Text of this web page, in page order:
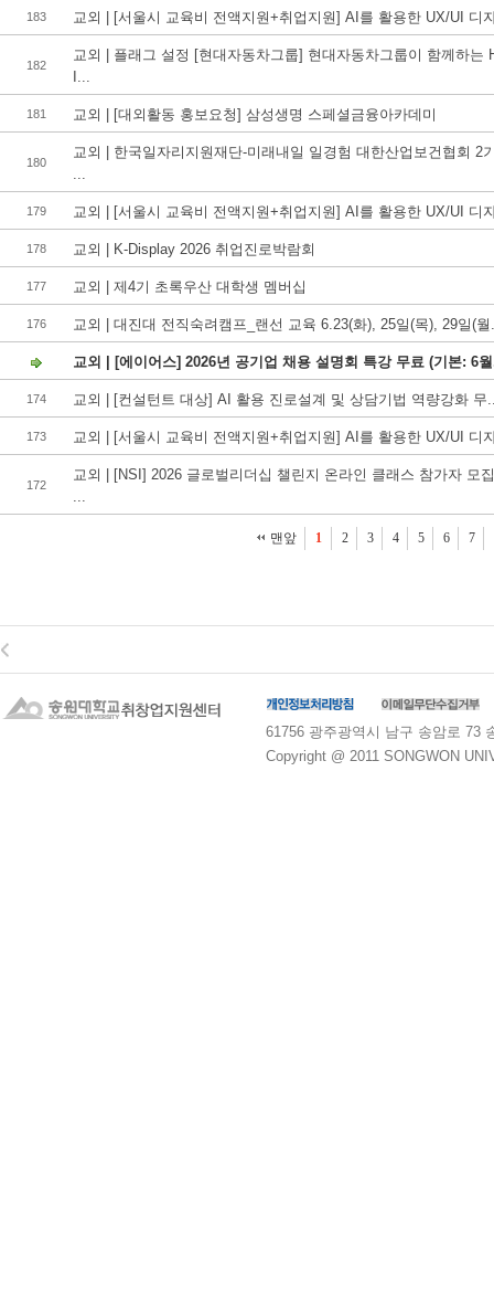
183 교외 | [서울시 교육비 전액지원+취업지원] AI를 활용한 UX/UI 디
182
교외 | 플래그 설정 [현대자동차그룹] 현대자동차그룹이 함께하는
I...
181 교외 | [대외활동 홍보요청] 삼성생명 스페셜금융아카데미
180
교외 | 한국일자리지원재단-미래내일 일경험 대한산업보건협회 2
...
179 교외 | [서울시 교육비 전액지원+취업지원] AI를 활용한 UX/UI 디
178 교외 | K-Display 2026 취업진로박람회
177 교외 | 제4기 초록우산 대학생 멤버십
176 교외 | 대진대 전직숙려캠프_랜선 교육 6.23(화), 25일(목), 29일(
교외 | [에이어스] 2026년 공기업 채용 설명회 특강 무료 (기본: 6
174 교외 | [컨설턴트 대상] AI 활용 진로설계 및 상담기법 역량강화 무
173 교외 | [서울시 교육비 전액지원+취업지원] AI를 활용한 UX/UI 디
172
교외 | [NSI] 2026 글로벌리더십 챌린지 온라인 클래스 참가자 모집
...
맨앞 1 2 3 4 5 6 7
61756 광주광역시 남구 송암로 73
Copyright @ 2011 SONGWON